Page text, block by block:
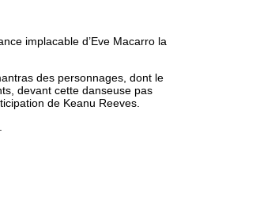
implacable d’Eve Macarro la
des personnages, dont le
devant cette danseuse pas
de Keanu Reeves.